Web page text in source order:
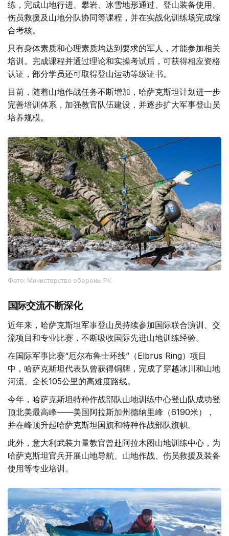
练，完成山地行进、攀岩、冰雪地形通过、登山装备使用、
伤员救援及山地分队协同等课程，并在实战化训练场完成综
合考核。
只有身体素质和心理素质均达到要求的军人，才能参加相关
培训。完成课程并通过理论和实操考试后，可获得相应资格
认证，部分学员还可取得登山运动等级证书。
目前，随着山地作战任务不断增加，哈萨克斯坦计划进一步
完善培训体系，加强教官队伍建设，并逐步扩大军事登山员
培养规模。
Фото: Министерство обороны РК
国际交流不断深化
近年来，哈萨克斯坦军事登山员持续参加国际联合演训、交
流项目和专业比赛，不断吸收国际先进山地训练经验。
在国际军事比赛“厄尔布鲁士环线”（Elbrus Ring）项目
中，哈萨克斯坦代表队曾获得铜牌，完成了穿越冰川和山地
河流、全长105公里的高难度路线。
今年，哈萨克斯坦特种作战部队山地训练中心登山队成功登
顶北美最高峰——美国阿拉斯加州德纳里峰（6190米），
并在峰顶升起哈萨克斯坦国旗和特种作战部队旗帜。
此外，意大利武装力量教官曾赴阿拉木图山地训练中心，为
哈萨克斯坦官兵开展山地导航、山地作战、伤员救援及装备
使用等专业培训。